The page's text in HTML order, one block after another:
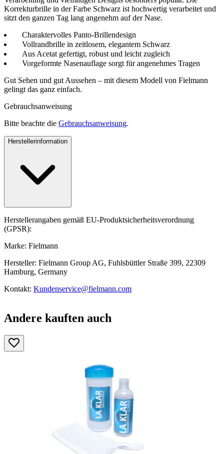
Korrekturbrille in der Farbe Schwarz ist hochwertig verarbeitet und
sitzt den ganzen Tag lang angenehm auf der Nase.
Charaktervolles Panto-Brillendesign
Vollrandbrille in zeitlosem, elegantem Schwarz
Aus Acetat gefertigt, robust und leicht zugleich
Vorgeformte Nasenauflage sorgt für angenehmes Tragen
Gut Sehen und gut Aussehen – mit diesem Modell von Fielmann
gelingt das ganz einfach.
Gebrauchsanweisung
Bitte beachte die Gebrauchsanweisung.
Herstellerinformation
Herstellerangaben gemäß EU-Produktsicherheitsverordnung
(GPSR):
Marke: Fielmann
Hersteller: Fielmann Group AG, Fuhlsbüttler Straße 399, 22309
Hamburg, Germany
Kontakt: Kundenservice@fielmann.com
Andere kauften auch